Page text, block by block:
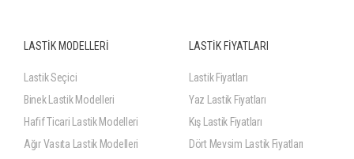
LASTİK MODELLERİ
Lastik Seçici
Binek Lastik Modelleri
Hafif Ticari Lastik Modelleri
Ağır Vasıta Lastik Modelleri
LASTİK FİYATLARI
Lastik Fiyatları
Yaz Lastik Fiyatları
Kış Lastik Fiyatları
Dört Mevsim Lastik Fiyatları